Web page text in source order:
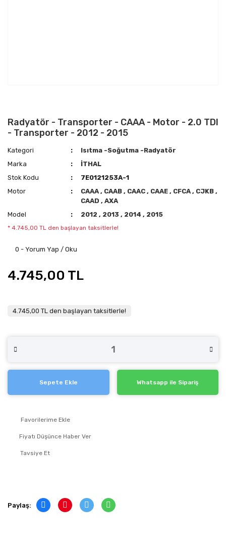
Radyatör - Transporter - CAAA - Motor - 2.0 TDI
- Transporter - 2012 - 2015
Kategori
Isıtma -Soğutma -Radyatör
Marka
İTHAL
Stok Kodu
7E0121253A-1
Motor
CAAA, CAAB, CAAC, CAAE, CFCA, CJKB,
CAAD,AXA
Model
2012, 2013, 2014, 2015
* 4.745,00 TL den başlayan taksitlerle!
0 - Yorum Yap / Oku
4.745,00 TL
4.745,00 TL den başlayan taksitlerle!
Sepete Ekle Whatsapp ile Sipariş
Fiyatı Düşünce Haber Ver
Tavsiye Et
Paylaş: